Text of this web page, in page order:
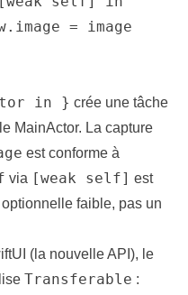
= image
in } crée une tâche
MainActor. La capture
est conforme à
via [weak self] est
faible, pas un
(la nouvelle API), le
Transferable :